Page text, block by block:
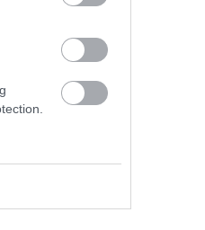
pomoże uwolnić
· 27 SIERPNIA 2023